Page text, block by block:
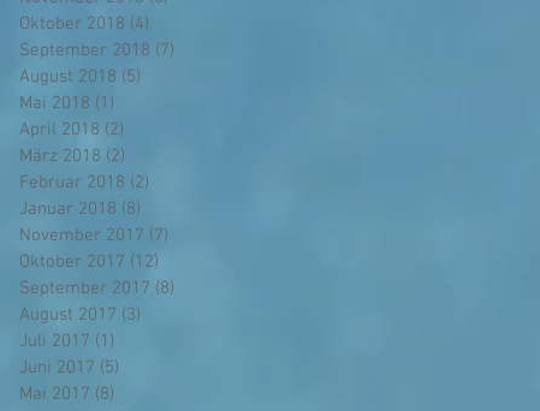
Oktober 2018 (4)
September 2018 (7)
August 2018 (5)
Mai 2018 (1)
April 2018 (2)
März 2018 (2)
Februar 2018 (2)
Januar 2018 (8)
November 2017 (7)
Oktober 2017 (12)
September 2017 (8)
August 2017 (3)
Juli 2017 (1)
Juni 2017 (5)
Mai 2017 (8)